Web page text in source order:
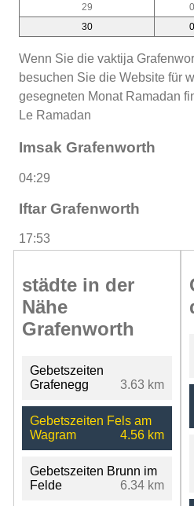
29
30
Wenn Sie die vaktija
besuchen Sie die Website für
gesegneten Monat Ramadan
Le Ramadan
Imsak Grafenworth
04:29
Iftar Grafenworth
17:53
städte in der
Nähe
Grafenworth
Gebetszeiten
Grafenegg
3.63 km
Gebetszeiten Fels am
Wagram
4.56 km
Gebetszeiten Brunn im
Felde
6.34 km